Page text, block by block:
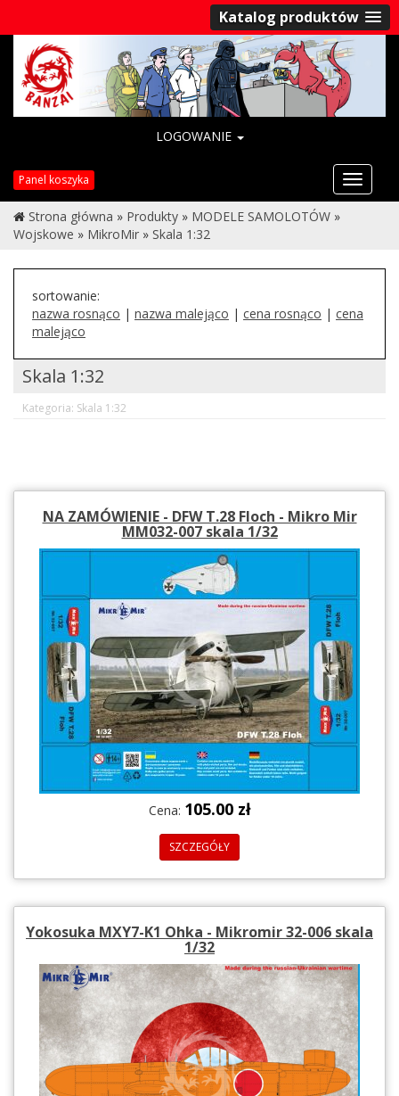
Katalog produktów
LOGOWANIE
Panel koszyka
Strona główna » Produkty » MODELE SAMOLOTÓW »
Wojskowe » MikroMir » Skala 1:32
sortowanie:
nazwa rosnąco | nazwa malejąco | cena rosnąco | cena
malejąco
Skala 1:32
Kategoria: Skala 1:32
NA ZAMÓWIENIE - DFW T.28 Floch - Mikro Mir
MM032-007 skala 1/32
Cena: 105.00 zł
SZCZEGÓŁY
Yokosuka MXY7-K1 Ohka - Mikromir 32-006 skala
1/32